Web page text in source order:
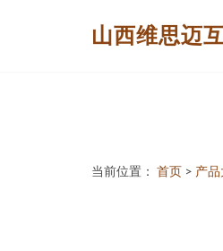
山西维思迈
当前位置： 首页 > 产